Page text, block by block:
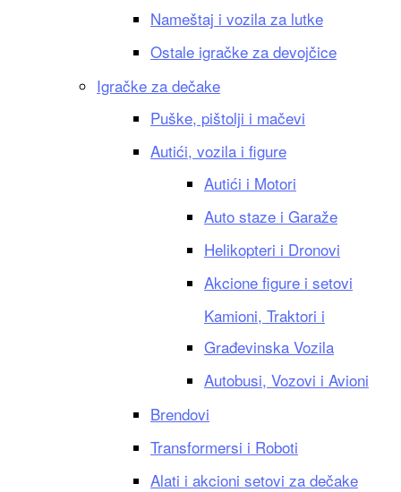
Nameštaj i vozila za lutke
Ostale igračke za devojčice
Igračke za dečake
Puške, pištolji i mačevi
Autići, vozila i figure
Autići i Motori
Auto staze i Garaže
Helikopteri i Dronovi
Akcione figure i setovi
Kamioni, Traktori i
Građevinska Vozila
Autobusi, Vozovi i Avioni
Brendovi
Transformersi i Roboti
Alati i akcioni setovi za dečake